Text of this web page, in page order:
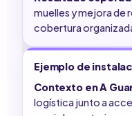
muelles y mejora de
cobertura
Ejemplo de
Contexto en A
logística junto a